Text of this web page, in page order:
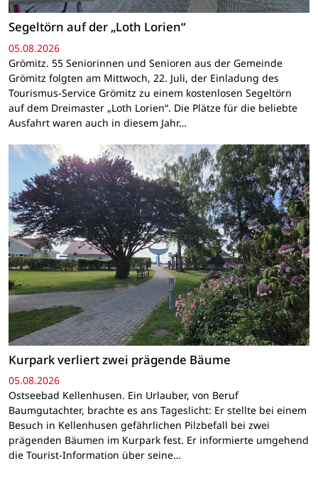
Segeltörn auf der „Loth Lorien“
05.08.2026
Grömitz. 55 Seniorinnen und Senioren aus der Gemeinde
Grömitz folgten am Mittwoch, 22. Juli, der Einladung des
Tourismus-Service Grömitz zu einem kostenlosen Segeltörn
auf dem Dreimaster „Loth Lorien“. Die Plätze für die beliebte
Ausfahrt waren auch in diesem Jahr…
Kurpark verliert zwei prägende Bäume
05.08.2026
Ostseebad Kellenhusen. Ein Urlauber, von Beruf
Baumgutachter, brachte es ans Tageslicht: Er stellte bei einem
Besuch in Kellenhusen gefährlichen Pilzbefall bei zwei
prägenden Bäumen im Kurpark fest. Er informierte umgehend
die Tourist-Information über seine…